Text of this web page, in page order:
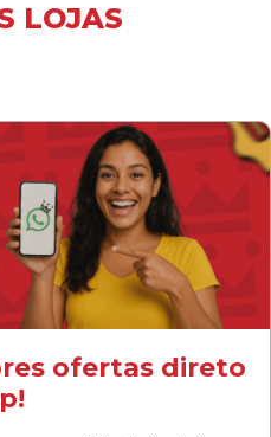
LOJAS
ofertas direto